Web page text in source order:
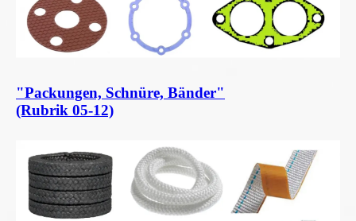
"Packungen, Schnüre, Bänder"
(Rubrik 05-12)